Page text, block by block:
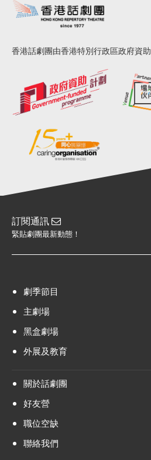
香港話劇團由香港特別行政區政府資助
訂閱通訊
緊貼劇團最新動態！
劇季節目
主劇場
黑盒劇場
外展及教育
關於話劇團
好友營
職位空缺
聯絡我們